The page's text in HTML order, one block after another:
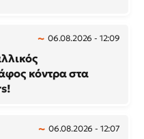
06.08.2026 - 12:09
κόντρα στα
06.08.2026 - 12:07